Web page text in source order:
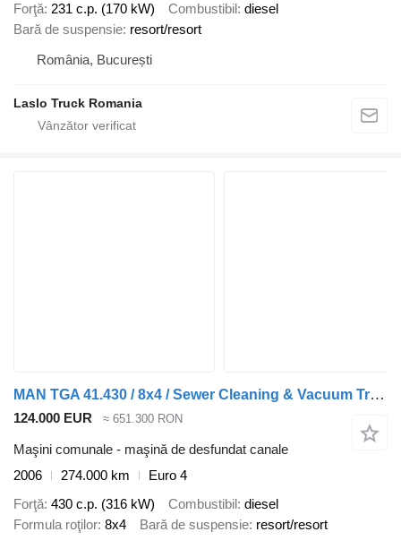
Forţă 231 c.p. (170 kW) Combustibil diesel
Bară de suspensie resort/resort
România, București
Laslo Truck Romania
MAN TGA 41.430 / 8x4 / Sewer Cleaning & Vacuum Truck
124.000 EUR ≈ 651.300 RON
Maşini comunale - maşină de desfundat canale
2006
274.000 km
Euro 4
Forţă 430 c.p. (316 kW) Combustibil diesel
Formula roţilor 8x4 Bară de suspensie resort/resort